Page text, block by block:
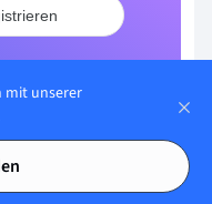
Anmelden
Thema
mit unserer